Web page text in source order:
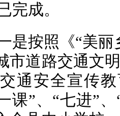
完成。
是按照《“美
市道路交通文
通安全宣传
课”、“七进”